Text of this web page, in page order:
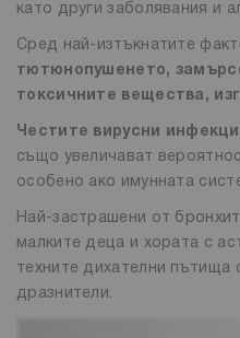
като други заболявания и
Сред най-изтъкнатите
тютюнопушенето,
токсичните вещества,
Честите вирусни
също увеличават
особено ако имунната
Най-застрашени от
малките деца и хората с
техните дихателни пътища
дразнители.